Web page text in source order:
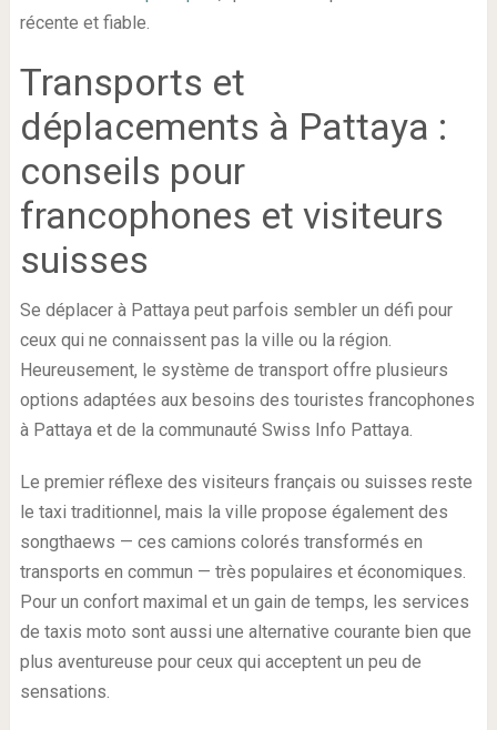
récente et fiable.
Transports et
déplacements à Pattaya :
conseils pour
francophones et visiteurs
suisses
Se déplacer à Pattaya peut parfois sembler un défi pour
ceux qui ne connaissent pas la ville ou la région.
Heureusement, le système de transport offre plusieurs
options adaptées aux besoins des touristes francophones
à Pattaya et de la communauté Swiss Info Pattaya.
Le premier réflexe des visiteurs français ou suisses reste
le taxi traditionnel, mais la ville propose également des
songthaews — ces camions colorés transformés en
transports en commun — très populaires et économiques.
Pour un confort maximal et un gain de temps, les services
de taxis moto sont aussi une alternative courante bien que
plus aventureuse pour ceux qui acceptent un peu de
sensations.